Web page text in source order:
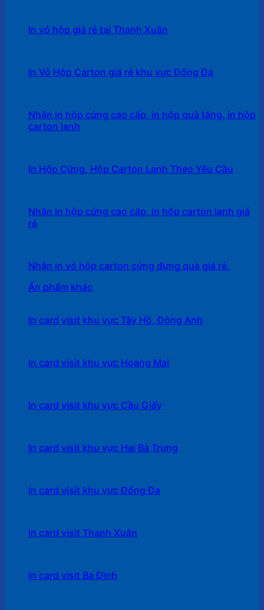
In vỏ hộp giá rẻ tại Thanh Xuân
In Vỏ Hộp Carton giá rẻ khu vực Đống Đa
Nhận in hộp cứng cao cấp, in hộp quà tặng, in hộp
carton lạnh
In Hộp Cứng, Hộp Carton Lạnh Theo Yêu Cầu
Nhận in hộp cứng cao cấp, in hộp carton lạnh giá
rẻ
Nhận in vỏ hộp carton cứng đựng quà giá rẻ.
Ấn phẩm khác
In card visit khu vực Tây Hồ, Đông Anh
In card visit khu vực Hoàng Mai
In card visit khu vực Cầu Giấy
In card visit khu vực Hai Bà Trưng
In card visit khu vực Đống Đa
In card visit Thanh Xuân
In card visit Ba Đình